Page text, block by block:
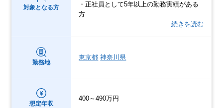
対象となる方
・正社員として5年以上の勤務実績がある
方
…続きを読む
勤務地
東京都 神奈川県
想定年収
400～490万円